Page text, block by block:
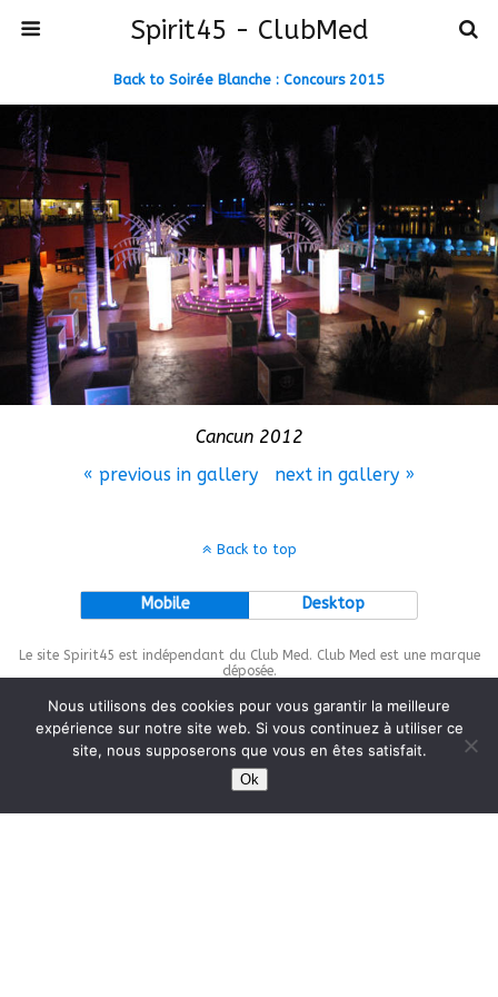
Spirit45 - ClubMed
Back to Soirée Blanche : Concours 2015
Cancun 2012
« previous in gallery
next in gallery »
Back to top
Mobile Desktop
Le site Spirit45 est indépendant du Club Med. Club Med est une marque
déposée.
This site is protected bywp-copyrightpro.com
Nous utilisons des cookies pour vous garantir la meilleure
expérience sur notre site web. Si vous continuez à utiliser ce
site, nous supposerons que vous en êtes satisfait.
Ok